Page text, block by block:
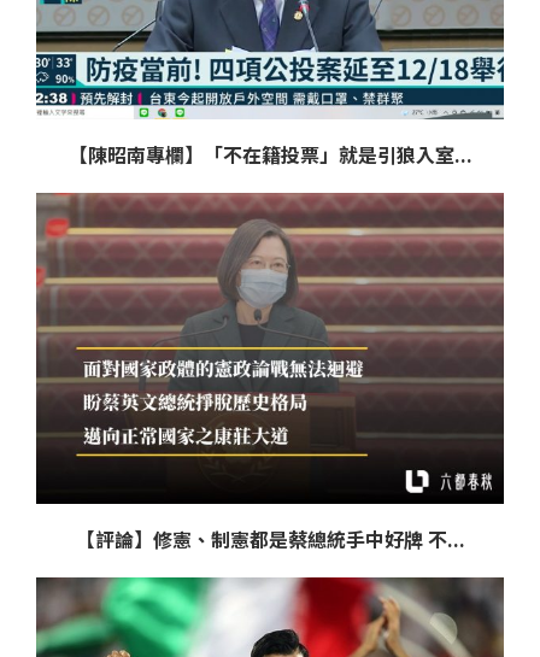
【陳昭南專欄】「不在籍投票」就是引狼入室...
【評論】修憲、制憲都是蔡總統手中好牌 不...